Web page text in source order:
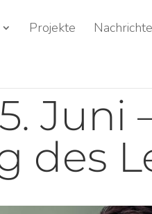
Projekte
Juni
des